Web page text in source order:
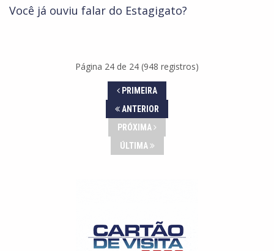
Você já ouviu falar do Estagigato?
Página 24 de 24 (948 registros)
PRIMEIRA
ANTERIOR
PRÓXIMA
ÚLTIMA